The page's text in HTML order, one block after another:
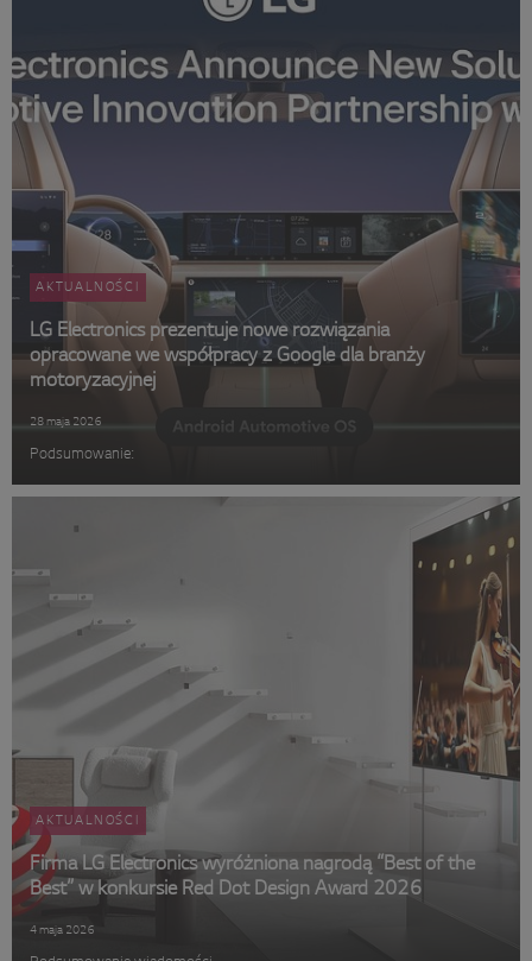
AKTUALNOŚCI
LG Electronics prezentuje nowe rozwiązania
opracowane we współpracy z Google dla branży
motoryzacyjnej
28 maja 2026
Podsumowanie:
AKTUALNOŚCI
Firma LG Electronics wyróżniona nagrodą “Best of the
Best” w konkursie Red Dot Design Award 2026
4 maja 2026